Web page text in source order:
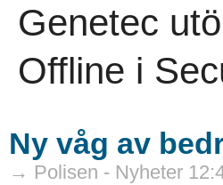
Genetec
Offline i
Ny våg av
→ Polisen - Nyheter